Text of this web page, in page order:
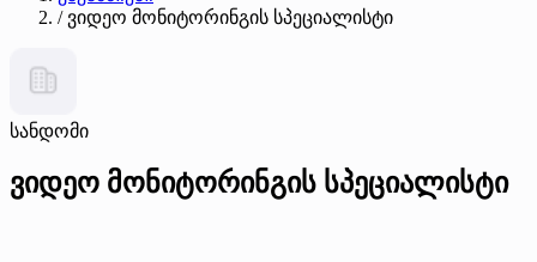
/ ვიდეო მონიტორინგის სპეციალისტი
სანდომი
ვიდეო მონიტორინგის სპეციალისტი